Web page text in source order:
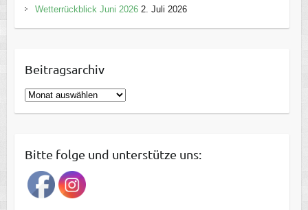
Wetterrückblick Juni 2026 2. Juli 2026
Beitragsarchiv
B
e
r
a
g
Bitte folge und unterstütze uns: